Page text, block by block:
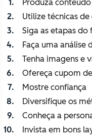
Produza
Utilize técnicas
Siga as etapas do
Faça uma análise
Tenha imagens e
Ofereça cupom
Mostre confiança
Diversifique os
Conheça a
Invista em bons